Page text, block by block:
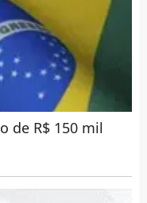
de R$ 150 mil